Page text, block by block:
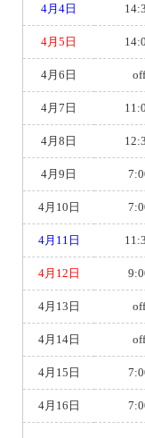
4月4日
4月5日
4月6日 off
4月7日
4月8日
4月9日
4月10日
4月11日
4月12日
4月13日 off
4月14日 off
4月15日
4月16日